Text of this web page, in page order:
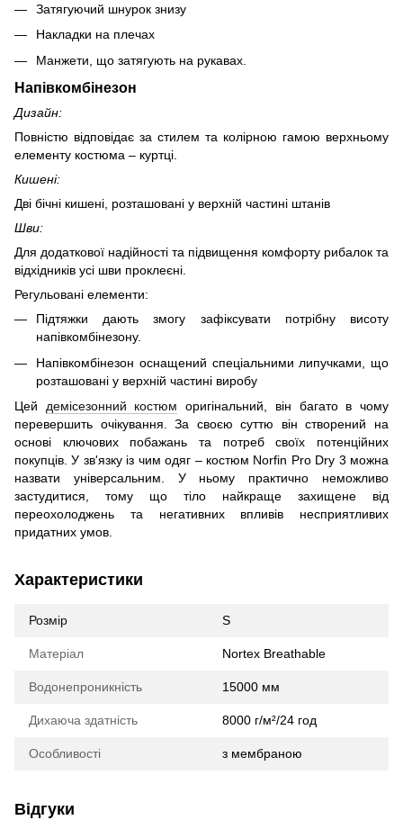
Затягуючий шнурок знизу
Накладки на плечах
Манжети, що затягують на рукавах.
Напівкомбінезон
Дизайн:
Повністю відповідає за стилем та колірною гамою верхньому
елементу костюма – куртці.
Кишені:
Дві бічні кишені, розташовані у верхній частині штанів
Шви:
Для додаткової надійності та підвищення комфорту рибалок та
відхідників усі шви проклеєні.
Регульовані елементи:
Підтяжки дають змогу зафіксувати потрібну висоту
напівкомбінезону.
Напівкомбінезон оснащений спеціальними липучками, що
розташовані у верхній частині виробу
Цей демісезонний костюм оригінальний, він багато в чому
перевершить очікування. За своєю суттю він створений на
основі ключових побажань та потреб своїх потенційних
покупців. У зв'язку із чим одяг – костюм Norfin Pro Dry 3 можна
назвати універсальним. У ньому практично неможливо
застудитися, тому що тіло найкраще захищене від
переохолоджень та негативних впливів несприятливих
придатних умов.
Характеристики
Розмір S
Матеріал Nortex Breathable
Водонепроникність 15000 мм
Дихаюча здатність 8000 г/м²/24 год
Особливості з мембраною
Відгуки